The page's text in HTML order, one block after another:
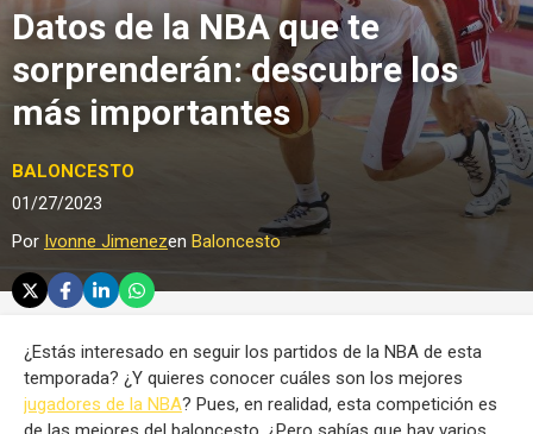
Datos de la NBA que te
sorprenderán: descubre los
más importantes
BALONCESTO
01/27/2023
Por Ivonne Jimenezen Baloncesto
¿Estás interesado en seguir los partidos de la NBA de esta
temporada? ¿Y quieres conocer cuáles son los mejores
jugadores de la NBA? Pues, en realidad, esta competición es